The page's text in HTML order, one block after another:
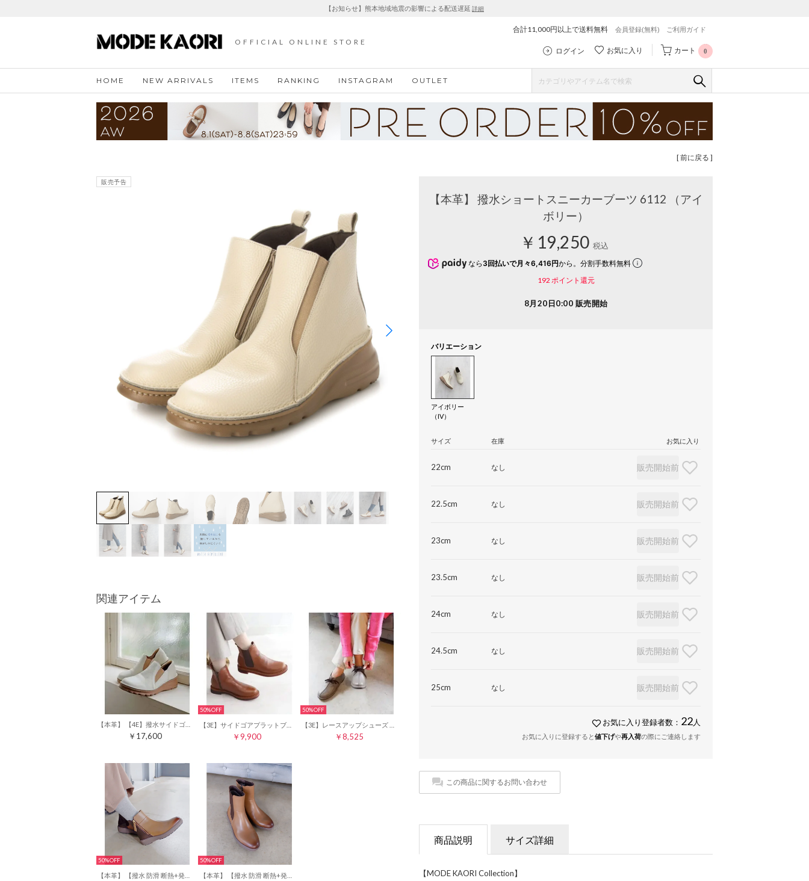
【お知らせ】熊本地域地震の影響による配送遅延 詳細
OFFICIAL ONLINE STORE
合計11,000円以上で送料無料 会員登録(無料) ご利用ガイド
ログイン お気に入り カート 0
HOME NEW ARRIVALS ITEMS RANKING INSTAGRAM OUTLET
[ 前に戻る ]
関連アイテム
￥17,600
50%
【3E】サイドゴアプラットブーツ 6707 （マロンブラウン）
￥9,900
50%
￥8,525
50% 50%
【本革】 【撥水 防滑 断熱+発熱】サイドゴアスニーカーブーツ 21496 （グレージュ）
【本革】 撥水ショートスニーカーブーツ 6112 （アイ
ボリー）
￥19,250 税込
なら 3回払いで月々6,416円から。分割手数料無料
192 ポイント還元
8月20日0:00 販売開始
バリエーション
アイボリー
（IV）
サイズ 在庫 お気に入り
22cm なし 販売開始前
22.5cm なし 販売開始前
23cm なし 販売開始前
23.5cm なし 販売開始前
24cm なし 販売開始前
24.5cm なし 販売開始前
25cm なし 販売開始前
お気に入り登録者数： 22 人
お気に入りに登録すると値下げや再入荷の際にご連絡します
この商品に関するお問い合わせ
商品説明 サイズ詳細
【MODE KAORI Collection】